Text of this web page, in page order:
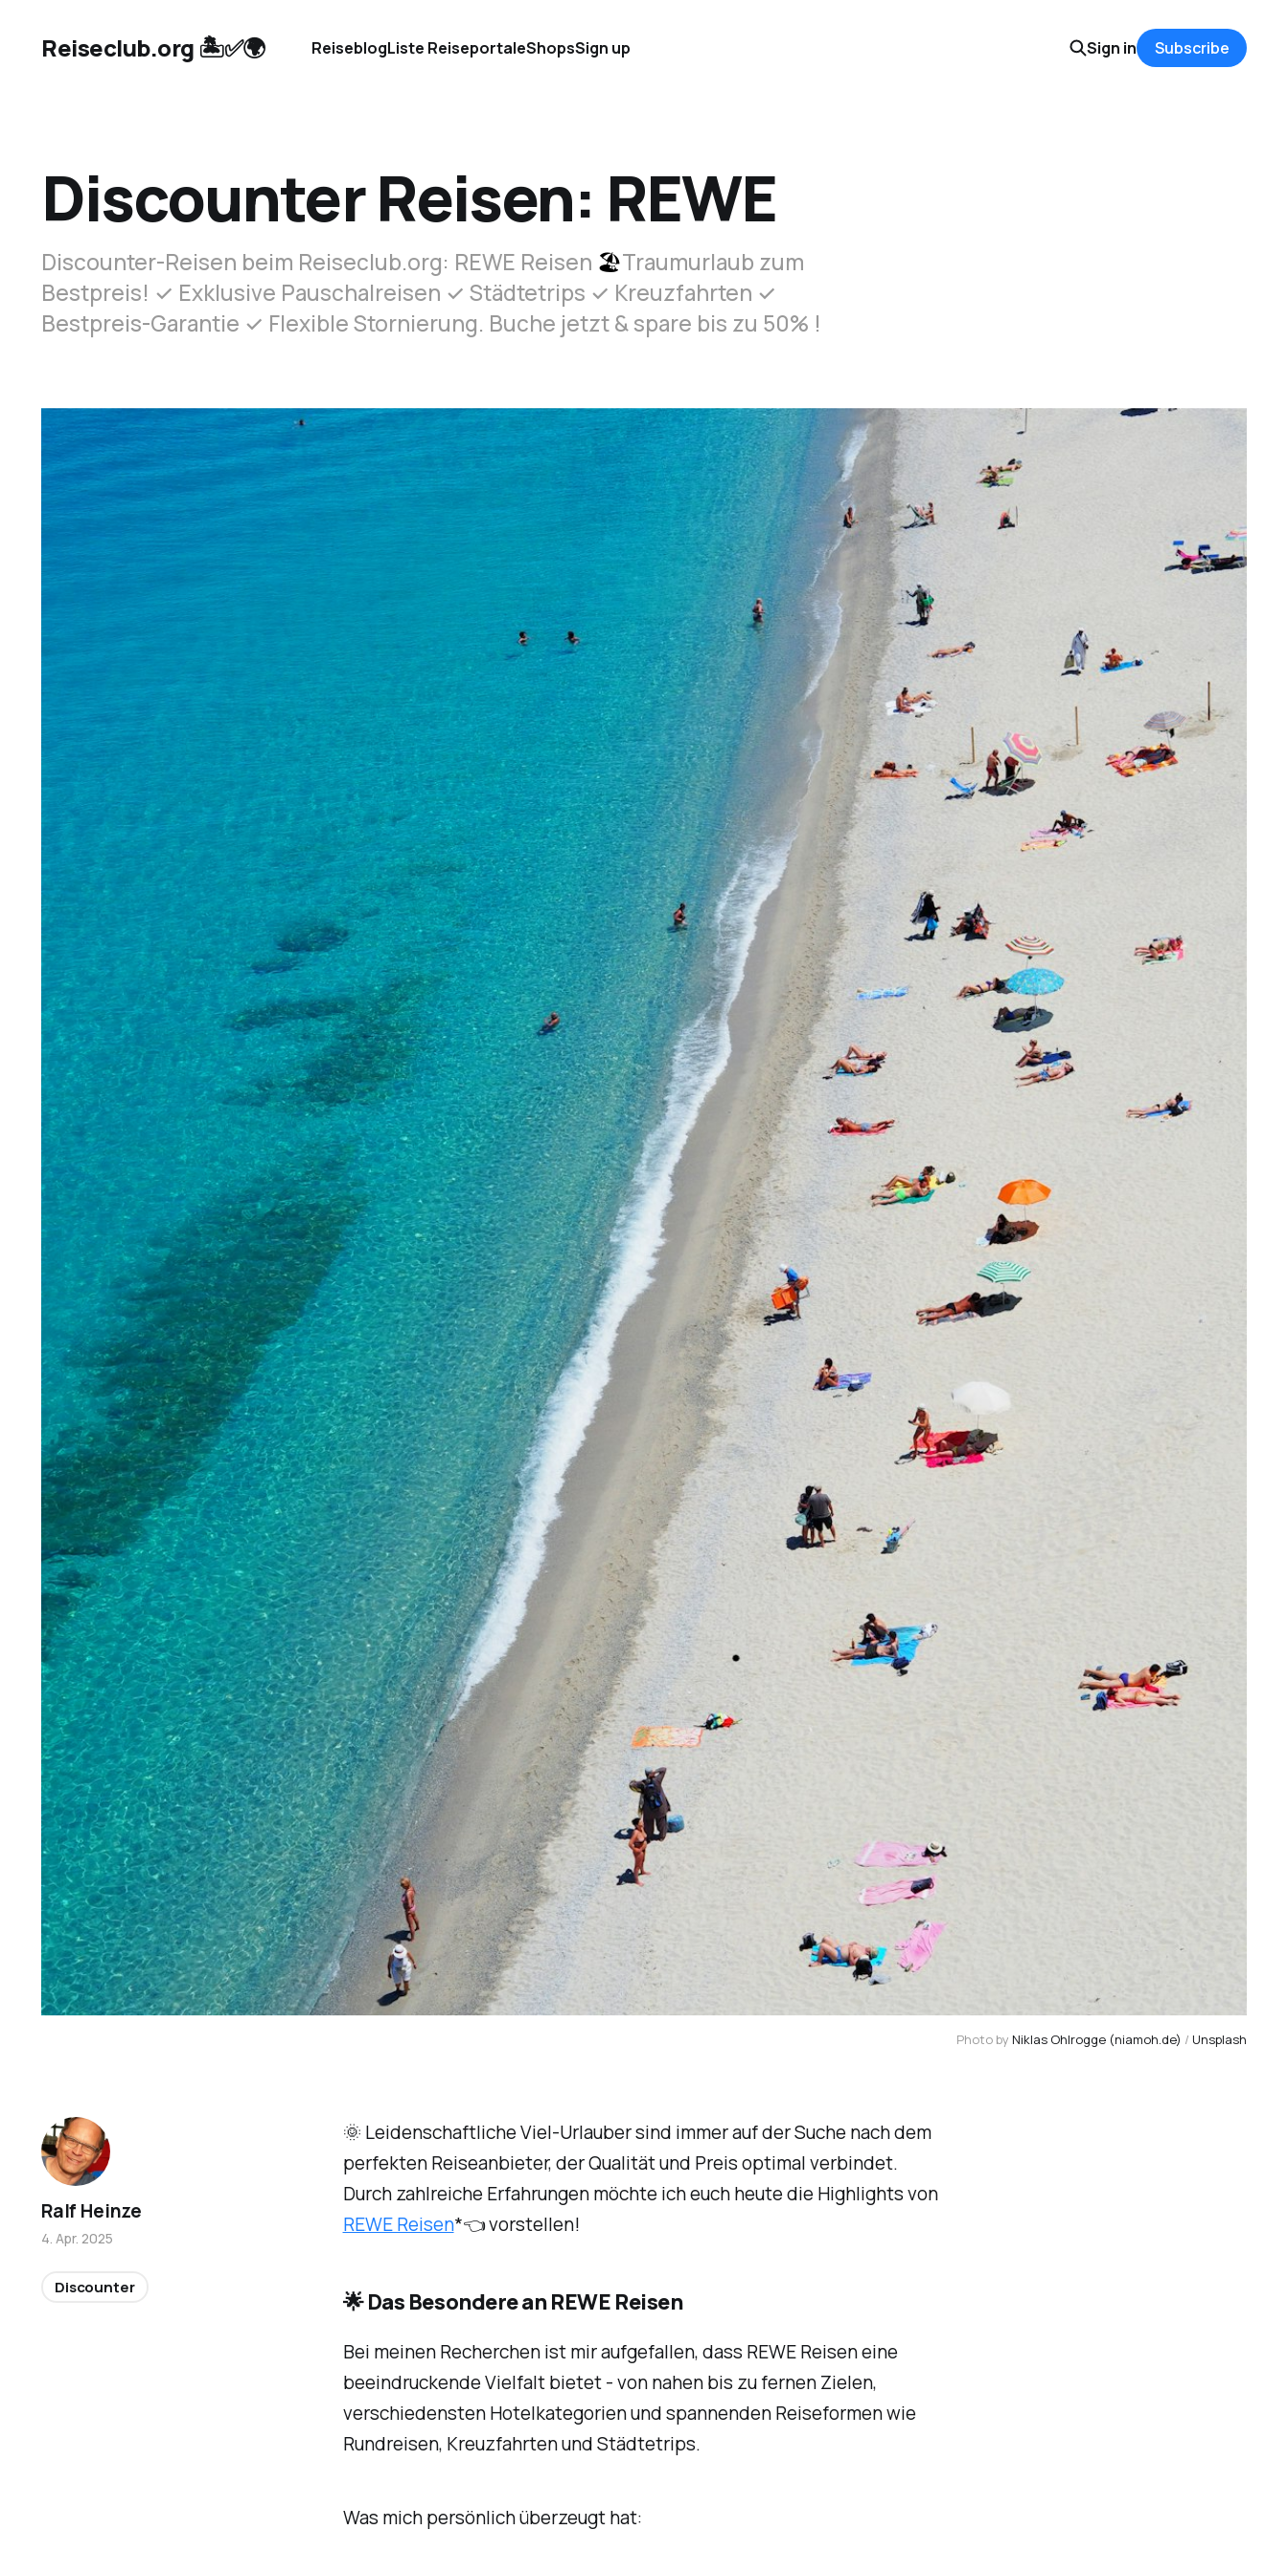
Reiseclub.org 🏝️✅🌍 ReiseblogListe ReiseportaleShopsSign up Sign in Subscribe
Discounter Reisen: REWE
Discounter-Reisen beim Reiseclub.org: REWE Reisen 🏖️Traumurlaub zum
Bestpreis! ✓ Exklusive Pauschalreisen ✓ Städtetrips ✓ Kreuzfahrten ✓
Bestpreis-Garantie ✓ Flexible Stornierung. Buche jetzt & spare bis zu 50% !
Photo by Niklas Ohlrogge (niamoh.de) / Unsplash
🌞 Leidenschaftliche Viel-Urlauber sind immer auf der Suche nach dem
perfekten Reiseanbieter, der Qualität und Preis optimal verbindet.
Durch zahlreiche Erfahrungen möchte ich euch heute die Highlights von
REWE Reisen*👈 vorstellen!
🌟 Das Besondere an REWE Reisen
Bei meinen Recherchen ist mir aufgefallen, dass REWE Reisen eine
beeindruckende Vielfalt bietet - von nahen bis zu fernen Zielen,
verschiedensten Hotelkategorien und spannenden Reiseformen wie
Rundreisen, Kreuzfahrten und Städtetrips.
Was mich persönlich überzeugt hat:
Ralf Heinze
4. Apr. 2025
Discounter